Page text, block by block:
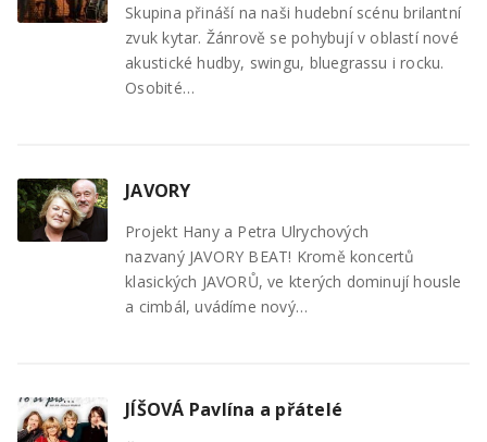
Skupina přináší na naši hudební scénu brilantní
zvuk kytar. Žánrově se pohybují v oblastí nové
akustické hudby, swingu, bluegrassu i rocku.
Osobité…
JAVORY
Projekt Hany a Petra Ulrychových
nazvaný JAVORY BEAT! Kromě koncertů
klasických JAVORŮ, ve kterých dominují housle
a cimbál, uvádíme nový…
JÍŠOVÁ Pavlína a přátelé